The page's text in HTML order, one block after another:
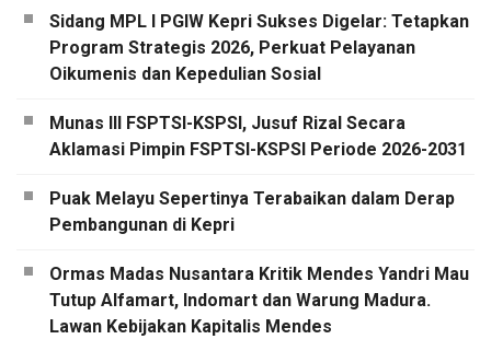
Sidang MPL I PGIW Kepri Sukses Digelar: Tetapkan
Program Strategis 2026, Perkuat Pelayanan
Oikumenis dan Kepedulian Sosial
Munas III FSPTSI-KSPSI, Jusuf Rizal Secara
Aklamasi Pimpin FSPTSI-KSPSI Periode 2026-2031
Puak Melayu Sepertinya Terabaikan dalam Derap
Pembangunan di Kepri
Ormas Madas Nusantara Kritik Mendes Yandri Mau
Tutup Alfamart, Indomart dan Warung Madura.
Lawan Kebijakan Kapitalis Mendes